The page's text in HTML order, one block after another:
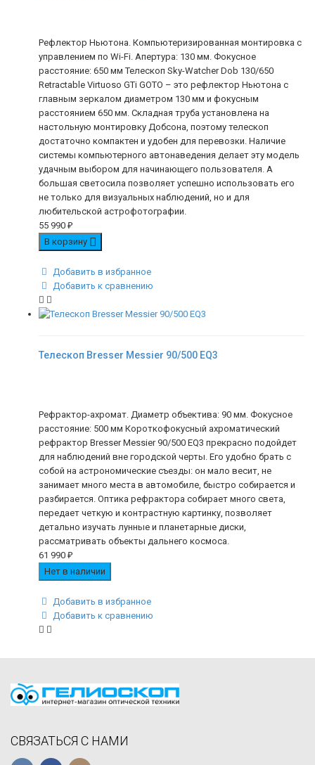
Рефлектор Ньютона. Компьютеризированная монтировка с
управлением по Wi-Fi. Апертура: 130 мм. Фокусное
расстояние: 650 мм Телескоп Sky-Watcher Dob 130/650
Retractable Virtuoso GTi GOTO – это рефлектор Ньютона с
главным зеркалом диаметром 130 мм и фокусным
расстоянием 650 мм. Складная труба установлена на
настольную монтировку Добсона, поэтому телескоп
достаточно компактен и удобен для перевозки. Наличие
системы компьютерного автонаведения делает эту модель
удачным выбором для начинающего пользователя. А
большая светосила позволяет успешно использовать его
не только для визуальных наблюдений, но и для
любительской астрофотографии.
55 990 ₽
В корзину
Добавить в избранное
Добавить к сравнению
Телескоп Bresser Messier 90/500 EQ3
Рефрактор-ахромат. Диаметр объектива: 90 мм. Фокусное
расстояние: 500 мм Короткофокусный ахроматический
рефрактор Bresser Messier 90/500 EQ3 прекрасно подойдет
для наблюдений вне городской черты. Его удобно брать с
собой на астрономические съезды: он мало весит, не
занимает много места в автомобиле, быстро собирается и
разбирается. Оптика рефрактора собирает много света,
передает четкую и контрастную картинку, позволяет
детально изучать лунные и планетарные диски,
рассматривать объекты дальнего космоса.
61 990 ₽
Нет в наличии
Добавить в избранное
Добавить к сравнению
СВЯЗАТЬСЯ С НАМИ